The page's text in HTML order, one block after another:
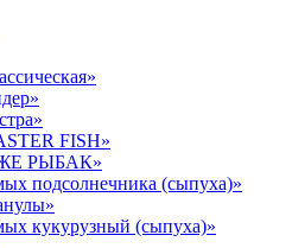
FISH»
РЫБАК»
подсолнечника (сыпуха)»
кукурузный (сыпуха)»